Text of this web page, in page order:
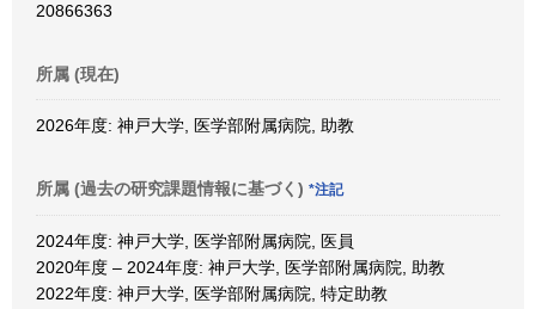
20866363
所属 (現在)
2026年度: 神戸大学, 医学部附属病院, 助教
所属 (過去の研究課題情報に基づく) *注記
2024年度: 神戸大学, 医学部附属病院, 医員
2020年度 – 2024年度: 神戸大学, 医学部附属病院, 助教
2022年度: 神戸大学, 医学部附属病院, 特定助教